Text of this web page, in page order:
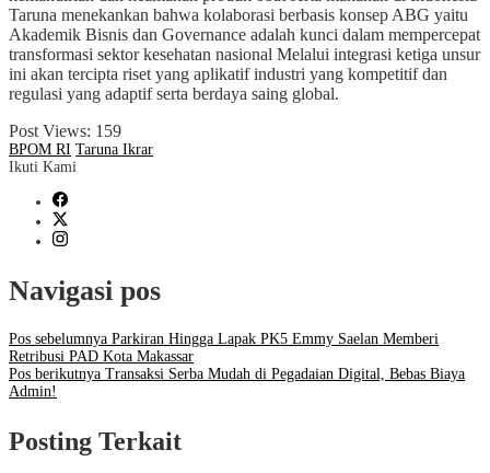
Taruna menekankan bahwa kolaborasi berbasis konsep ABG yaitu
Akademik Bisnis dan Governance adalah kunci dalam mempercepat
transformasi sektor kesehatan nasional Melalui integrasi ketiga unsur
ini akan tercipta riset yang aplikatif industri yang kompetitif dan
regulasi yang adaptif serta berdaya saing global.
Post Views: 159
BPOM RI Taruna Ikrar
Ikuti Kami
Navigasi pos
Pos sebelumnya Parkiran Hingga Lapak PK5 Emmy Saelan Memberi
Retribusi PAD Kota Makassar
Pos berikutnya Transaksi Serba Mudah di Pegadaian Digital, Bebas Biaya
Admin!
Posting Terkait